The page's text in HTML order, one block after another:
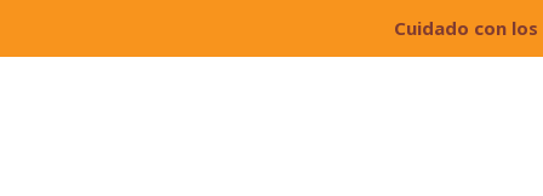
Cuidado con